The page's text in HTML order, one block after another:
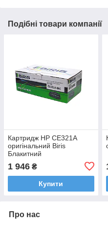
Подібні товари компанії
Картридж HP CE321A
оригінальний Biris
Блакитний
1 946 ₴
Купити
Про нас